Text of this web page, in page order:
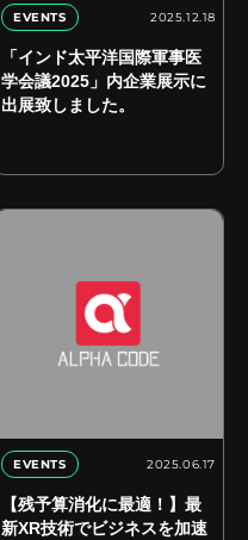
EVENTS 2025.12.18
「インド太平洋国際軍事医
学会議2025」内企業展示に
出展致しました。
EVENTS 2025.06.17
【残予算消化に最適！】最
新XR技術でビジネスを加速